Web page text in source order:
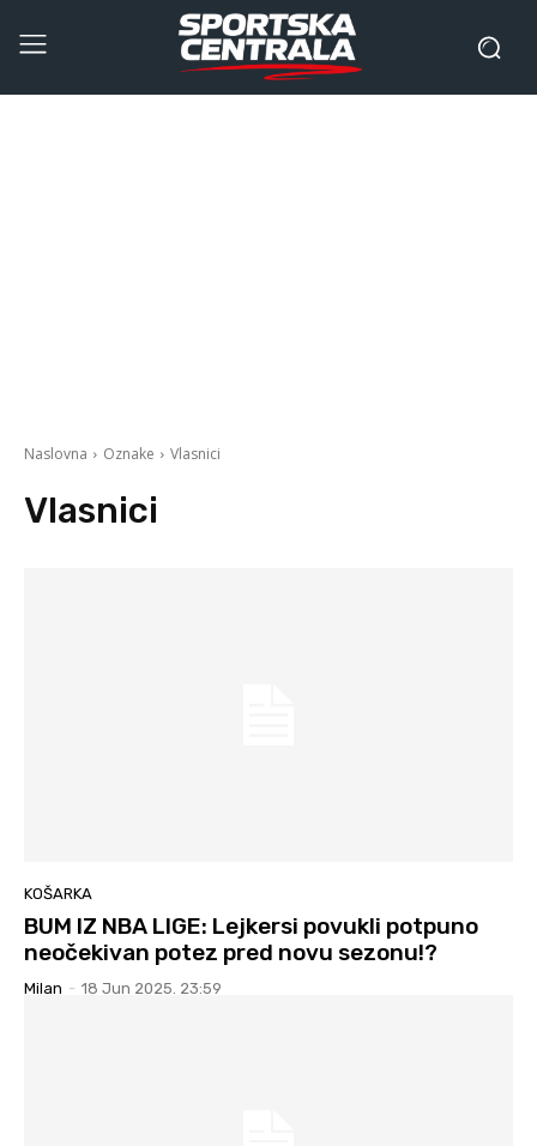
Naslovna Oznake Vlasnici
Vlasnici
KOŠARKA
BUM IZ NBA LIGE: Lejkersi povukli potpuno
neočekivan potez pred novu sezonu!?
Milan - 18 Jun 2025. 23:59